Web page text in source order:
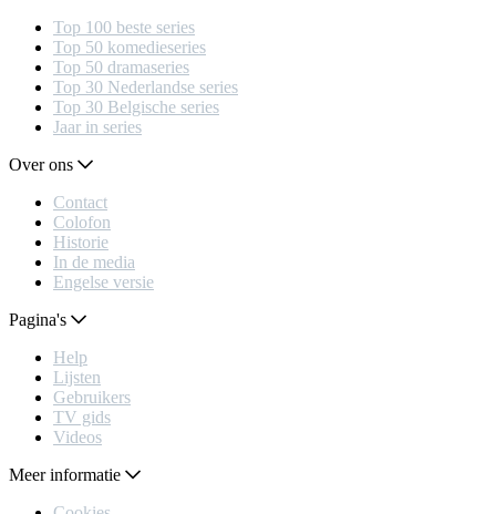
Top 100 beste series
Top 50 komedieseries
Top 50 dramaseries
Top 30 Nederlandse series
Top 30 Belgische series
Jaar in series
Over ons
Contact
Colofon
Historie
In de media
Engelse versie
Pagina's
Help
Lijsten
Gebruikers
TV gids
Videos
Meer informatie